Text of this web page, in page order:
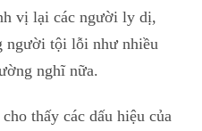
vị lại các người ly dị,
người tội lỗi như nhiều
nghĩ nữa.
thấy các dấu hiệu của